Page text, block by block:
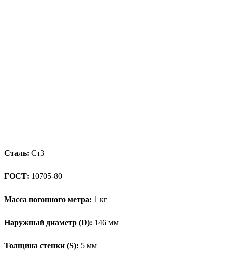
Сталь: Ст3
ГОСТ: 10705-80
Масса погонного метра: 1 кг
Наружный диаметр (D): 146 мм
Толщина стенки (S): 5 мм